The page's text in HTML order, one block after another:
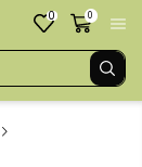
0 0